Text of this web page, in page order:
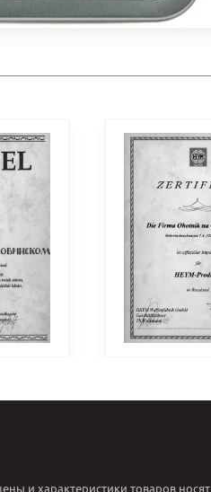
и характеристики товаров носят